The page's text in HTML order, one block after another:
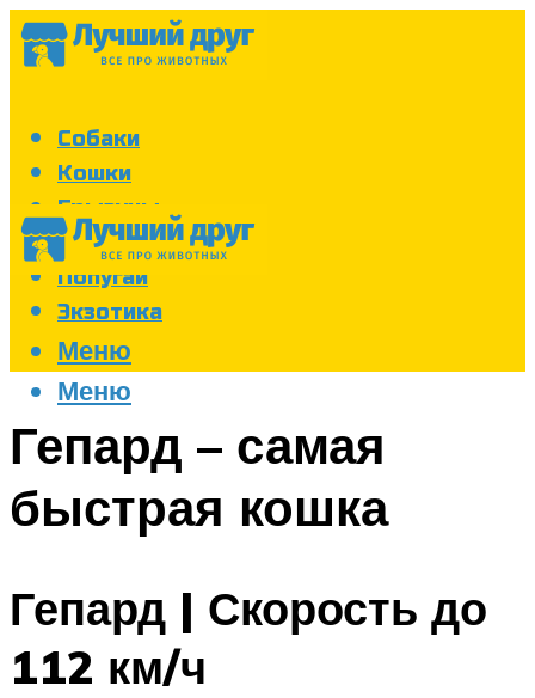
Собаки
Кошки
Грызуны
Аквариум
Попугаи
Экзотика
Меню
Меню
Гепард – самая
быстрая кошка
Гепард | Скорость до
112 км/ч